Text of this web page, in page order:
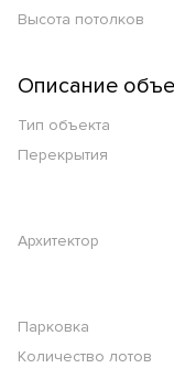
Высота потолков
Описание
Тип объекта
Перекрытия
Архитектор
Парковка
Количество лотов